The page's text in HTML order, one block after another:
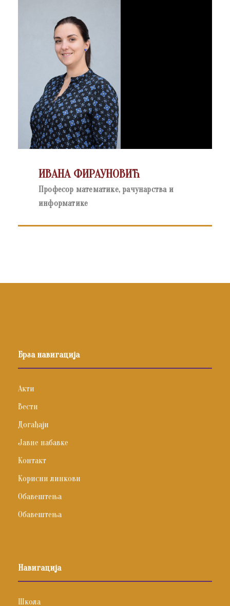
ИВАНА ФИРАУНОВИЋ
Професор математике, рачунарства и
информатике
Брза навигација
Акти
Вести
Догађаји
Јавне набавке
Контакт
Корисни линкови
Обавештења
Обавештења
Навигација
Школа